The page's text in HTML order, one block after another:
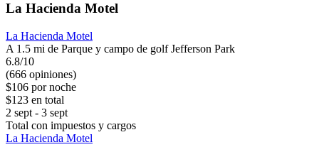
La Hacienda Motel
La Hacienda Motel
A 1.5 mi de Parque y campo de golf Jefferson Park
6.8/10
(666 opiniones)
$106 por noche
$123 en total
2 sept - 3 sept
Total con impuestos y cargos
La Hacienda Motel